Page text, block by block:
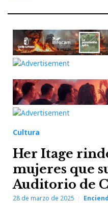
Cultura
Her Itage
mujeres que
Auditorio de
28 de marzo de 2025